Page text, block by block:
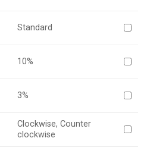
Standard
10%
3%
Clockwise, Counter
clockwise